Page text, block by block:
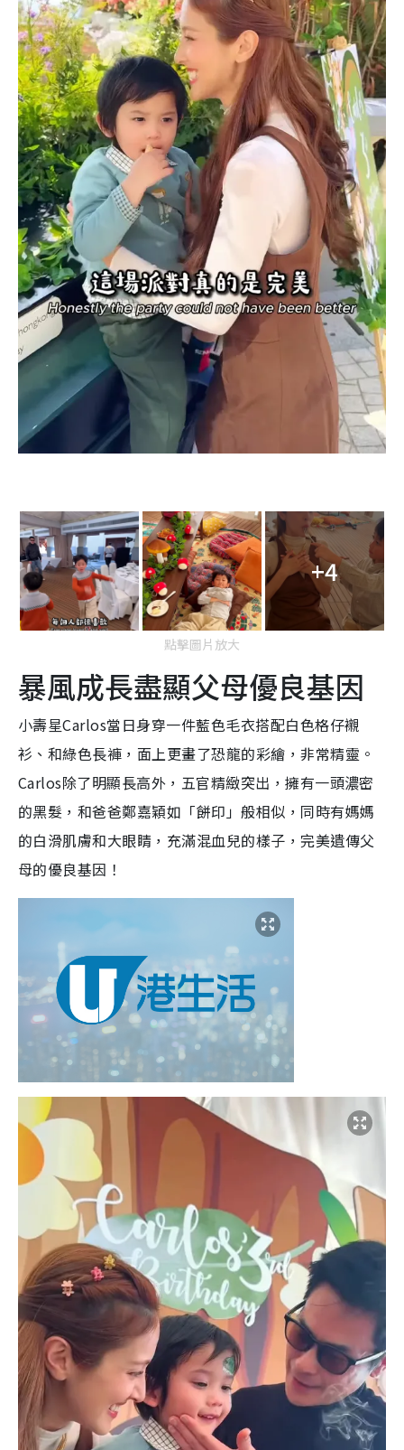
+4
點擊圖片放大
暴風成長盡顯父母優良基因
小壽星Carlos當日身穿一件藍色毛衣搭配白色格仔襯
衫、和綠色長褲，面上更畫了恐龍的彩繪，非常精靈。
Carlos除了明顯長高外，五官精緻突出，擁有一頭濃密
的黑髮，和爸爸鄭嘉穎如「餅印」般相似，同時有媽媽
的白滑肌膚和大眼睛，充滿混血兒的樣子，完美遺傳父
母的優良基因！